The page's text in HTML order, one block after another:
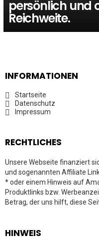
persönlich und
Reichweite.
INFORMATIONEN
Startseite
Datenschutz
Impressum
RECHTLICHES
Unsere Webseite finanziert
und sogenannten Affiliate
* oder einem Hinweis auf
Produktlinks bzw.
Betrag, der uns hilft, diese
HINWEIS